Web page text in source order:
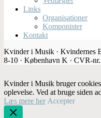
Links
Organisationer
Komponister
Kontakt
Kvinder i Musik · Kvindernes
8-10 · København K · CVR-
Kvinder i Musik bruger
oplevelse. Ved at bruge siden
Læs mere her Accepter